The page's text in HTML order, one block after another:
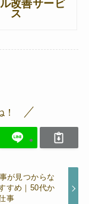
改善サービ
ス
が見つからな
すめ｜50代か
事